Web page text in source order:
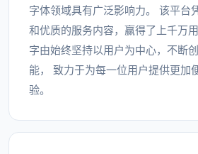
字体领域具有广泛影响力。 该平台
和优质的服务内容，赢得了上千万
字由始终坚持以用户为中心，不断
能， 致力于为每一位用户提供更加
验。